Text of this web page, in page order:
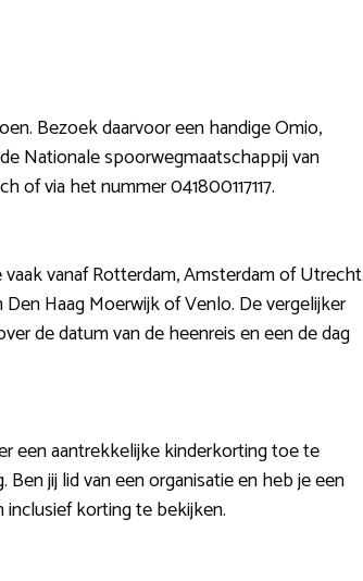
Bezoek daarvoor een handige Omio,
Nationale spoorwegmaatschappij van
of via het nummer 041800117117.
vanaf Rotterdam, Amsterdam of Utrecht
Haag Moerwijk of Venlo. De vergelijker
de datum van de heenreis en een de dag
een aantrekkelijke kinderkorting toe te
jij lid van een organisatie en heb je een
korting te bekijken.